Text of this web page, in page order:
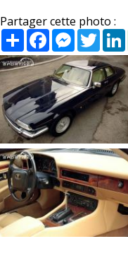
Partager cette photo :
PartagerFacebook